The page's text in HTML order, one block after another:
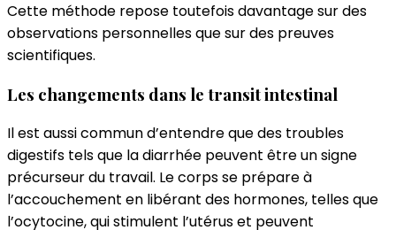
Cette méthode repose toutefois davantage sur des
observations personnelles que sur des preuves
scientifiques.
Les changements dans le transit intestinal
Il est aussi commun d’entendre que des troubles
digestifs tels que la diarrhée peuvent être un signe
précurseur du travail. Le corps se prépare à
l’accouchement en libérant des hormones, telles que
l’ocytocine, qui stimulent l’utérus et peuvent